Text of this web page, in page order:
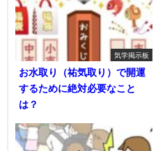
気学掲示板
お水取り（祐気取り）で開運
するために絶対必要なこと
は？